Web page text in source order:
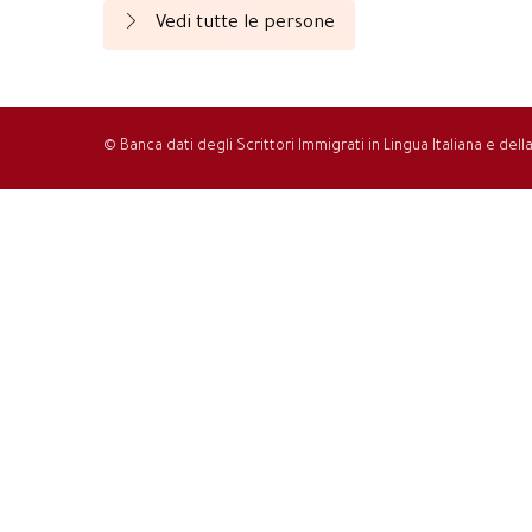
Vedi tutte le persone
© Banca dati degli Scrittori Immigrati in Lingua Italiana e